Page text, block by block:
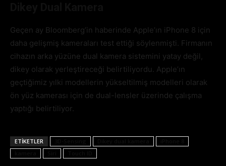
Geçen ay Bloomberg’in haberinde Apple’ın iPhone 8 için
daha gelişmiş kameraları test ettiği söylenmişti. Firmanın
cihazın arka yüzüne dual kamera sistemini yatay değil,
dikey olarak yerleştireceği belirtiliyordu. Apple’ın
geçtiğimiz yılki modellerin yükseltilmiş modelleri olarak
ön yüz kamerası için de dual-lensler üzerinde çalışma
yaptığı belirtiliyor.
ETIKETLER